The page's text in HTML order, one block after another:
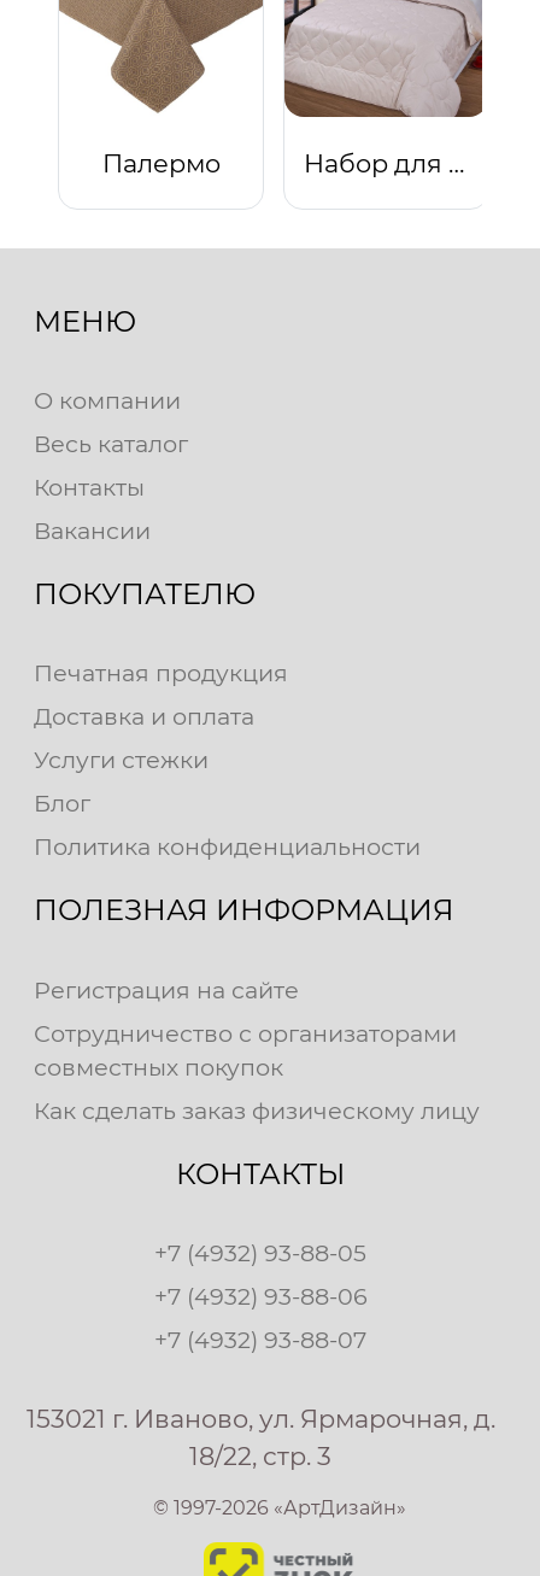
Палермо Набор для спальни "Camel"
МЕНЮ
О компании
Весь каталог
Контакты
Вакансии
ПОКУПАТЕЛЮ
Печатная продукция
Доставка и оплата
Услуги стежки
Блог
Политика конфиденциальности
ПОЛЕЗНАЯ ИНФОРМАЦИЯ
Регистрация на сайте
Сотрудничество с организаторами
совместных покупок
Как сделать заказ физическому лицу
КОНТАКТЫ
+7 (4932) 93-88-05
+7 (4932) 93-88-06
+7 (4932) 93-88-07
153021 г. Иваново, ул. Ярмарочная, д.
18/22, стр. 3
© 1997-2026 «АртДизайн»